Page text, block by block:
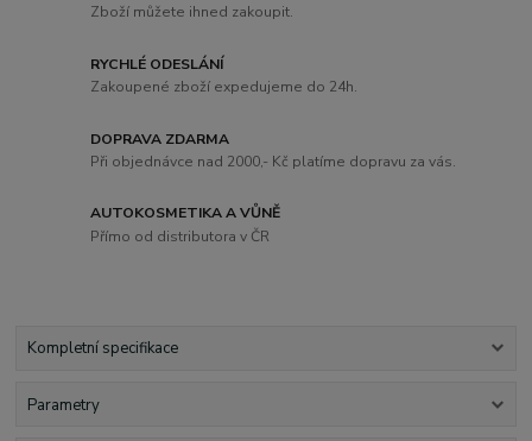
Zboží můžete ihned zakoupit.
RYCHLÉ ODESLÁNÍ
Zakoupené zboží expedujeme do 24h.
DOPRAVA ZDARMA
Při objednávce nad 2000,- Kč platíme dopravu za vás.
AUTOKOSMETIKA A VŮNĚ
Přímo od distributora v ČR
Kompletní specifikace
Parametry